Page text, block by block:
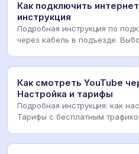
Как подключить
инструкция
Подробная инструкция по
через кабель в подъезде.
Как смотреть YouTube
Настройка и тарифы
Подробная инструкция: как
Тарифы с бесплатным